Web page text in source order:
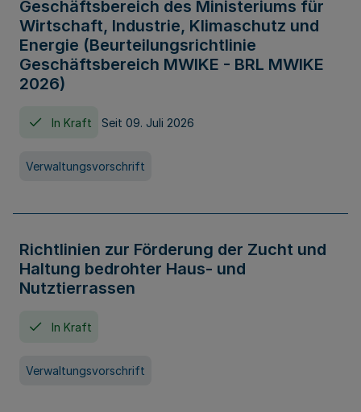
Geschäftsbereich des Ministeriums für
Wirtschaft, Industrie, Klimaschutz und
Energie (Beurteilungsrichtlinie
Geschäftsbereich MWIKE - BRL MWIKE
2026)
In Kraft Seit 09. Juli 2026
Verwaltungsvorschrift
Richtlinien zur Förderung der Zucht und
Haltung bedrohter Haus- und
Nutztierrassen
In Kraft
Verwaltungsvorschrift